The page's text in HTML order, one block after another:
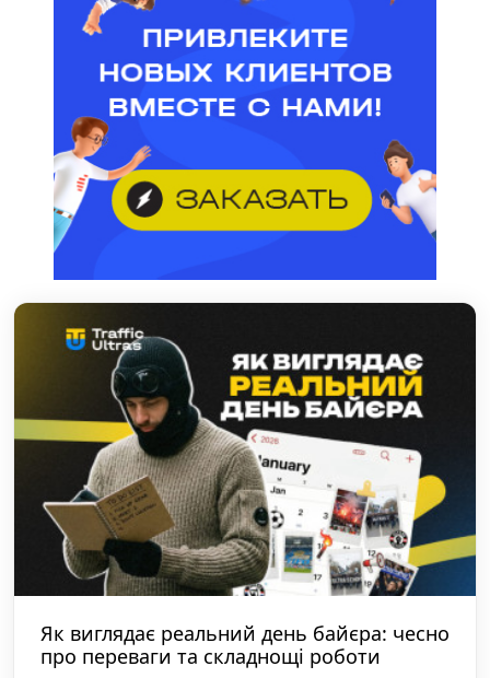
Як виглядає реальний день байєра: чесно
про переваги та складнощі роботи